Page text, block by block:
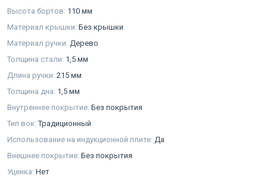
Высота бортов: 110 мм
Материал крышки: Без крышки
Материал ручки: Дерево
Толщина стали: 1,5 мм
Длина ручки: 215 мм
Толщина дна: 1,5 мм
Внутреннее покрытие: Без покрытия
Тип вок:Традиционный
Использование на индукционной плите: Да
Внешнее покрытие: Без покрытия
Уценка: Нет